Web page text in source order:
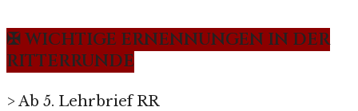
✠ WICHTIGE ERNENNUNGEN IN DER
RITTERRUNDE
> Ab 5. Lehrbrief RR